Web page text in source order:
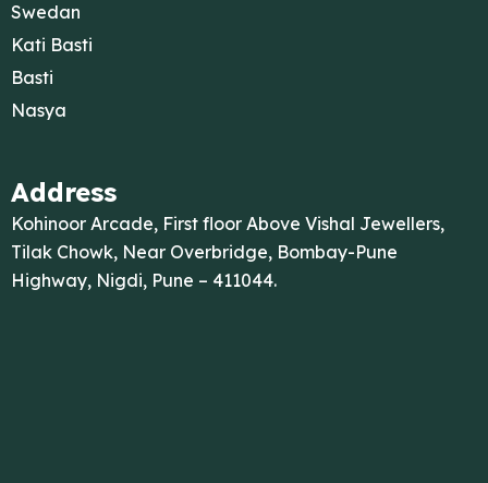
Swedan
Kati Basti
Basti
Nasya
Address
Kohinoor Arcade, First floor Above Vishal Jewellers,
Tilak Chowk, Near Overbridge, Bombay-Pune
Highway, Nigdi, Pune – 411044.